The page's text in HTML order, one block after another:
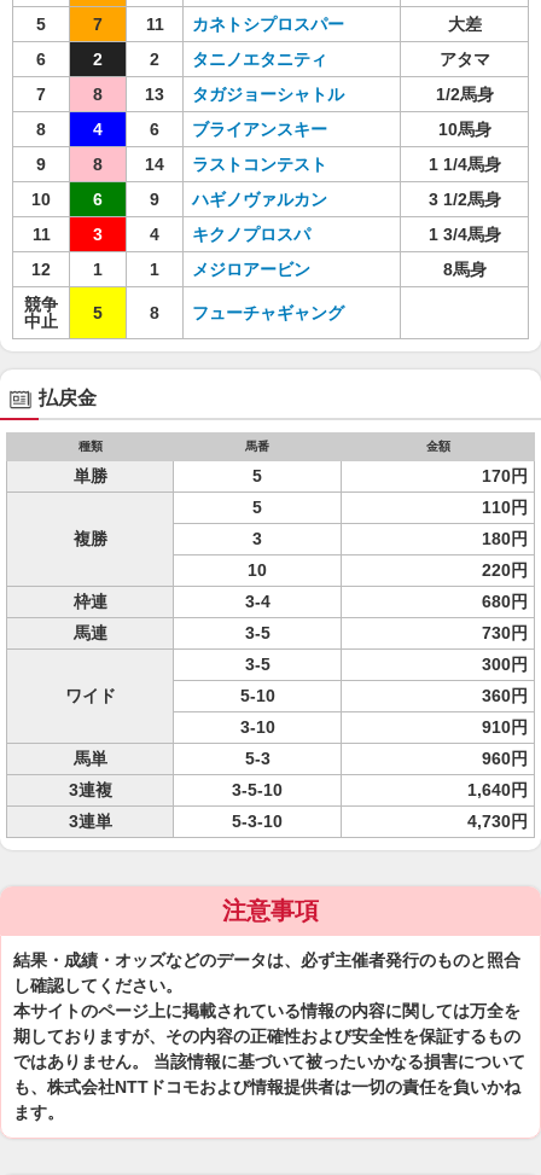
5
7 11 カネトシプロスパー
大差
6
2 2 タニノエタニティ
アタマ
7
8 13 タガジョーシャトル
1/2馬身
8
4 6 ブライアンスキー
10馬身
9
8 14 ラストコンテスト
1 1/4馬身
10
6 9 ハギノヴァルカン
3 1/2馬身
11
3 4 キクノプロスパ
1 3/4馬身
12
1 1 メジロアービン
8馬身
競争
中止
5 8 フューチャギャング
払戻金
種類 馬番 金額
単勝 5 170円
複勝
5
110円
3
180円
10
220円
枠連
3-4
680円
馬連
3-5 730円
ワイド
3-5
300円
5-10
360円
3-10
910円
馬単
5-3
960円
3連複
3-5-10
1,640円
3連単
5-3-10 4,730円
注意事項
結果・成績・オッズなどのデータは、必ず主催者発行のものと照合
し確認してください。
本サイトのページ上に掲載されている情報の内容に関しては万全を
期しておりますが、その内容の正確性および安全性を保証するもの
ではありません。 当該情報に基づいて被ったいかなる損害について
も、株式会社NTTドコモおよび情報提供者は一切の責任を負いかね
ます。